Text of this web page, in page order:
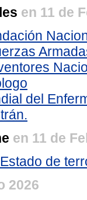
en 11 de
del
en 11 de
de
2026